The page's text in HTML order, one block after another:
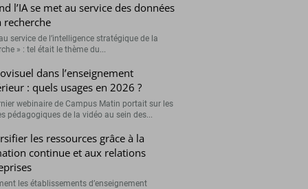
l’IA se met au service des données
recherche
au service de l’intelligence stratégique de la
» : tel était le thème du...
dans l’enseignement
: quels usages en 2026 ?
webinaire de Campus Matin portait sur les
pédagogiques de la vidéo au sein des...
les ressources grâce à la
continue et aux relations
les établissements d’enseignement